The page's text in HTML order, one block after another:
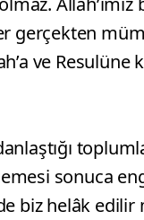
gerçekten
ve Resulüne
sonuca
biz helâk edilir